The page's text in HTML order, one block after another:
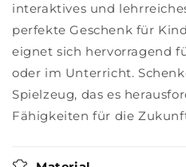
interaktives und
perfekte Geschenk für
eignet sich hervorragend
oder im Unterricht.
Spielzeug, das es
Fähigkeiten für die